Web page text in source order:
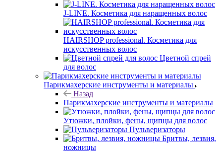
J-LINE. Косметика для наращенных волос
HAIRSHOP professional. Косметика для
искусственных волос
Цветной спрей
для волос
Парикмахерские инструменты и материалы
Назад
Парикмахерские инструменты и материалы
Утюжки, плойки, фены, щипцы для волос
Пульверизаторы
Бритвы, лезвия,
ножницы